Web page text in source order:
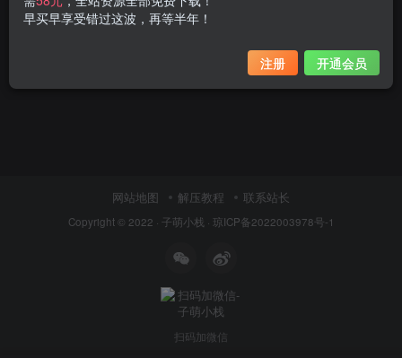
网站地图 解压教程 联系站长
Copyright © 2022 · 子萌小栈 · 琼ICP备2022003978号-1
扫码加微信
早买早享受错过这波，再等半年！
注册 开通会员